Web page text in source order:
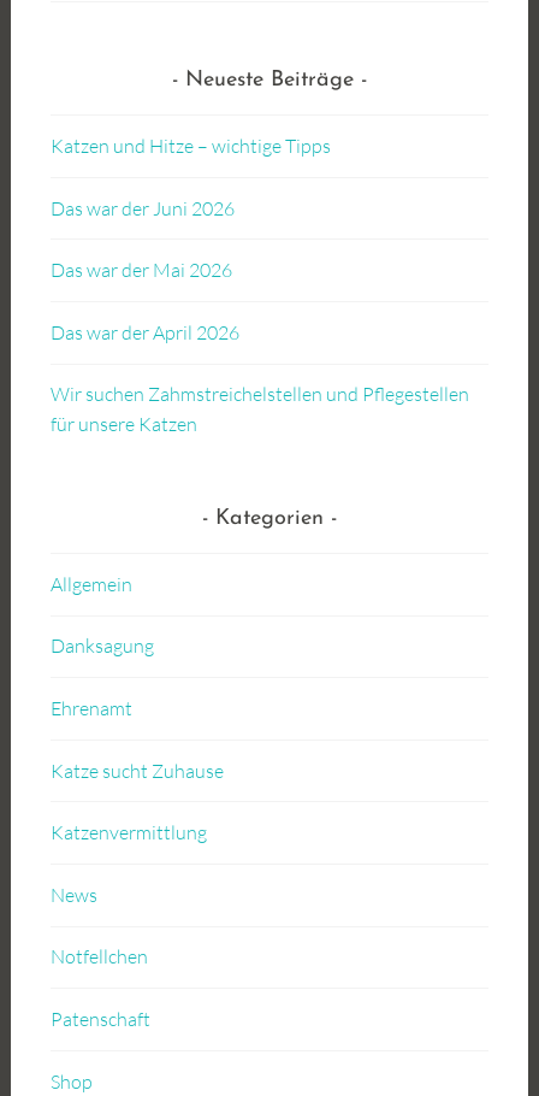
Neueste Beiträge
Katzen und Hitze – wichtige Tipps
Das war der Juni 2026
Das war der Mai 2026
Das war der April 2026
Wir suchen Zahmstreichelstellen und Pflegestellen
für unsere Katzen
Kategorien
Allgemein
Danksagung
Ehrenamt
Katze sucht Zuhause
Katzenvermittlung
News
Notfellchen
Patenschaft
Shop